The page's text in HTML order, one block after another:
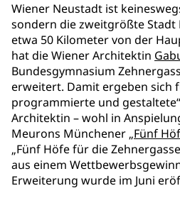
Wiener Neustadt ist
sondern die zweitgrößte Stadt
etwa 50 Kilometer von der
hat die Wiener Architektin
Bundesgymnasium
erweitert. Damit ergeben sich
programmierte und
Architektin – wohl in
Meurons Münchener „Fünf
„Fünf Höfe für die
aus einem
Erweiterung wurde im Juni